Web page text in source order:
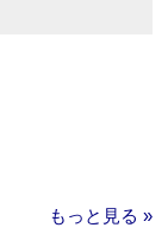
もっと見る »